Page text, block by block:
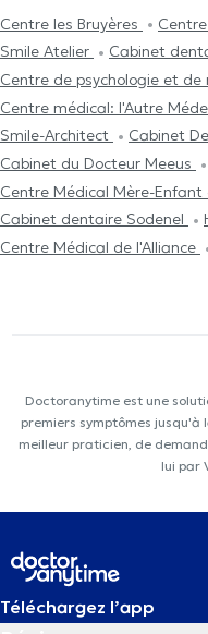
Centre les Bruyères
Smile Atelier
Cabinet
Centre de psychologie et de
Centre médical: l'Autre
Smile-Architect
Cabinet
Cabinet du Docteur Meeus
Centre Médical Mère-Enfant
Cabinet dentaire Sodenel
Centre Médical de l'Alliance
Doctoranytime est une
premiers symptômes jusqu'à
meilleur praticien, de
lui par
Téléchargez l’app